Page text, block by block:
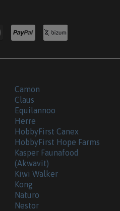
Camon
Claus
Equilannoo
Herre
HobbyFirst Canex
HobbyFirst Hope Farms
Kasper Faunafood
(Akwavit)
Kiwi Walker
Kong
Naturo
Nestor